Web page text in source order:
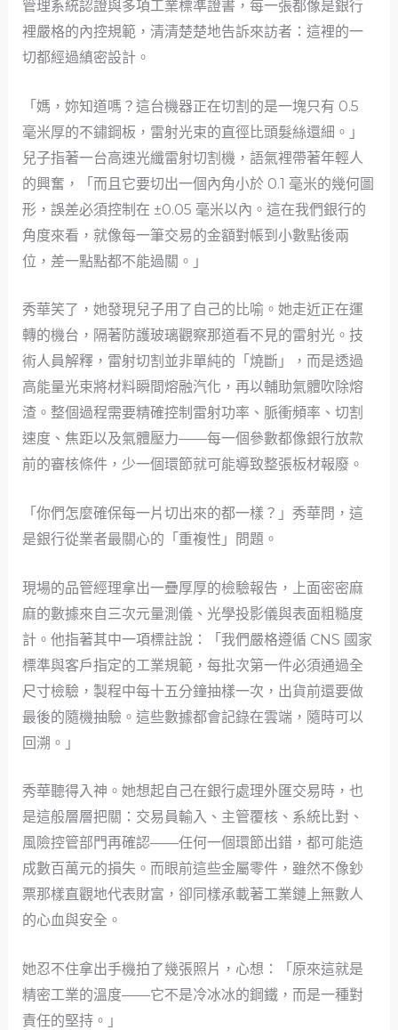
管理系統認證與多項工業標準證書，每一張都像是銀行
裡嚴格的內控規範，清清楚楚地告訴來訪者：這裡的一
切都經過縝密設計。
「媽，妳知道嗎？這台機器正在切割的是一塊只有 0.5
毫米厚的不鏽鋼板，雷射光束的直徑比頭髮絲還細。」
兒子指著一台高速光纖雷射切割機，語氣裡帶著年輕人
的興奮，「而且它要切出一個內角小於 0.1 毫米的幾何圖
形，誤差必須控制在 ±0.05 毫米以內。這在我們銀行的
角度來看，就像每一筆交易的金額對帳到小數點後兩
位，差一點點都不能過關。」
秀華笑了，她發現兒子用了自己的比喻。她走近正在運
轉的機台，隔著防護玻璃觀察那道看不見的雷射光。技
術人員解釋，雷射切割並非單純的「燒斷」，而是透過
高能量光束將材料瞬間熔融汽化，再以輔助氣體吹除熔
渣。整個過程需要精確控制雷射功率、脈衝頻率、切割
速度、焦距以及氣體壓力——每一個參數都像銀行放款
前的審核條件，少一個環節就可能導致整張板材報廢。
「你們怎麼確保每一片切出來的都一樣？」秀華問，這
是銀行從業者最關心的「重複性」問題。
現場的品管經理拿出一疊厚厚的檢驗報告，上面密密麻
麻的數據來自三次元量測儀、光學投影儀與表面粗糙度
計。他指著其中一項標註說：「我們嚴格遵循 CNS 國家
標準與客戶指定的工業規範，每批次第一件必須通過全
尺寸檢驗，製程中每十五分鐘抽樣一次，出貨前還要做
最後的隨機抽驗。這些數據都會記錄在雲端，隨時可以
回溯。」
秀華聽得入神。她想起自己在銀行處理外匯交易時，也
是這般層層把關：交易員輸入、主管覆核、系統比對、
風險控管部門再確認——任何一個環節出錯，都可能造
成數百萬元的損失。而眼前這些金屬零件，雖然不像鈔
票那樣直觀地代表財富，卻同樣承載著工業鏈上無數人
的心血與安全。
她忍不住拿出手機拍了幾張照片，心想：「原來這就是
精密工業的溫度——它不是冷冰冰的鋼鐵，而是一種對
責任的堅持。」